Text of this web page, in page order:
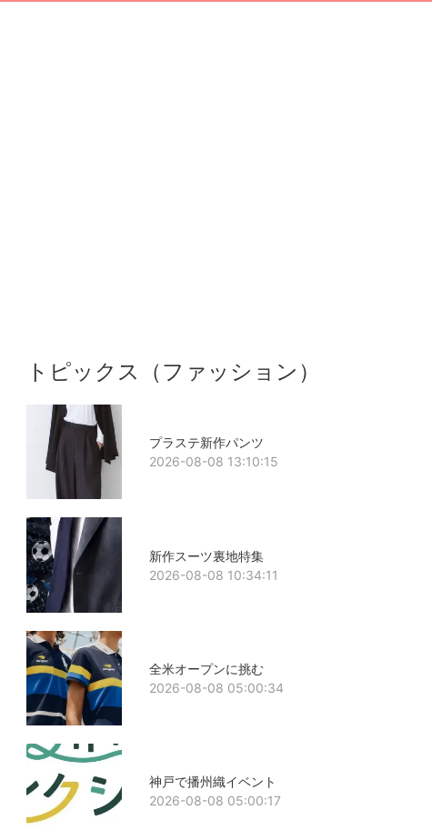
トピックス（ファッション）
プラステ新作パンツ
2026-08-08 13:10:15
新作スーツ裏地特集
2026-08-08 10:34:11
全米オープンに挑む
2026-08-08 05:00:34
神戸で播州織イベント
2026-08-08 05:00:17